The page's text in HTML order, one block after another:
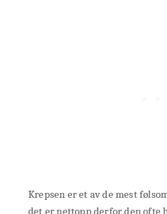
Krepsen er et av de mest